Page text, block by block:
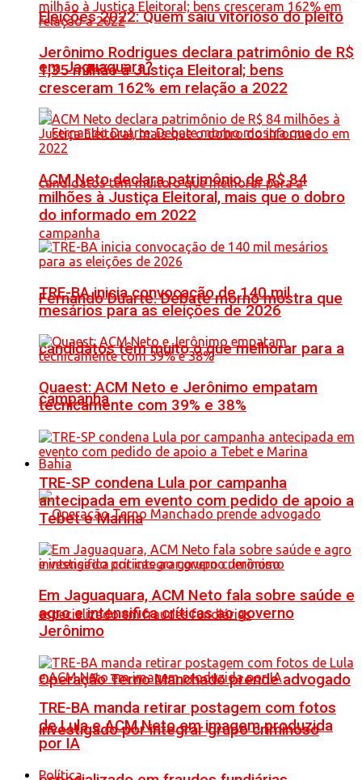
Eleições 2022: Quem saiu vitorioso do pleito
em Jaguaquara?
Fernando Duarte: Debate morno mostra que
candidatos têm muito o que melhorar para a
campanha
Bahia
Operação Terno Manchado prende advogado
investigado por integrar grupo criminoso
Jerônimo Rodrigues declara patrimônio de R$
1,35 milhão à Justiça Eleitoral; bens
cresceram 162% em relação a 2022
ACM Neto declara patrimônio de R$ 84
milhões à Justiça Eleitoral, mais que o dobro
do informado em 2022
TRE-BA inicia convocação de 140 mil
mesários para as eleições de 2026
Quaest: ACM Neto e Jerônimo empatam
tecnicamente com 39% e 38%
TRE-SP condena Lula por campanha
antecipada em evento com pedido de apoio a
Tebet e Marina
Em Jaguaquara, ACM Neto fala sobre saúde e
agro e intensifica críticas ao governo
Jerônimo
TRE-BA manda retirar postagem com fotos
de Lula e ACM Neto em imagem produzida
por IA
Política